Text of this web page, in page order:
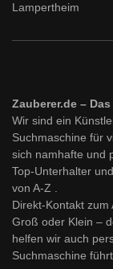
Lampertheim
Zauberer.de –
Wir sind ein
Suchmaschine für
sich namhafte und
Top-Unterhalter
von A-Z .
Direkt-Kontakt zum
Groß oder Klein –
helfen wir auch
Suchmaschine